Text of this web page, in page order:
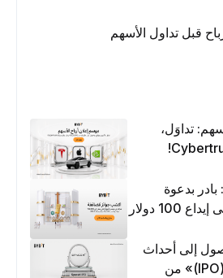
قبل تداول الأسهم
تداوَل،
بدعوة
أصدقائك وشجِّعهم على إيداع 100 دولار
إلى أحداث
الاكتتاب العام الأوَّلي (IPO)» من